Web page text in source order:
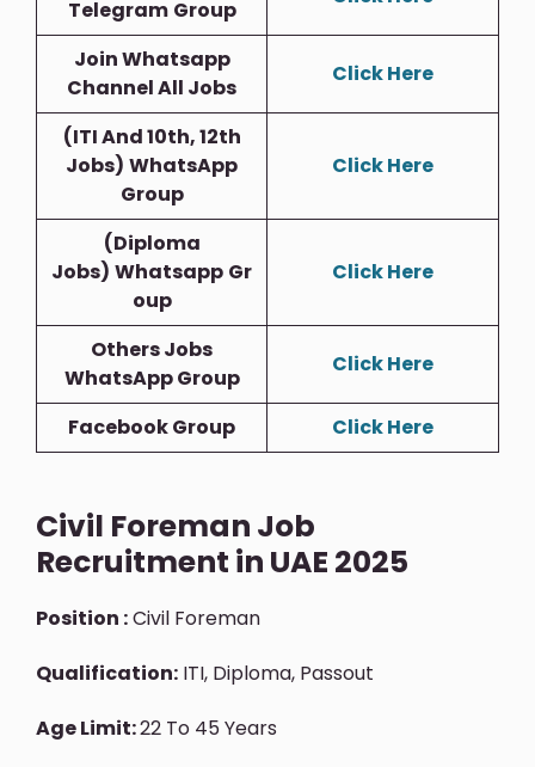
Telegram Group
Join Whatsapp
Channel All Jobs
Click Here
(ITI And 10th, 12th
Jobs) WhatsApp
Group
Click Here
(Diploma
Jobs) Whatsapp Gr
Oup
Click Here
Others Jobs
WhatsApp Group
Click Here
Facebook Group Click Here
Civil Foreman Job
Recruitment in UAE 2025
Position :Civil Foreman
Qualification: ITI, Diploma, Passout
Age Limit:22 To 45 Years